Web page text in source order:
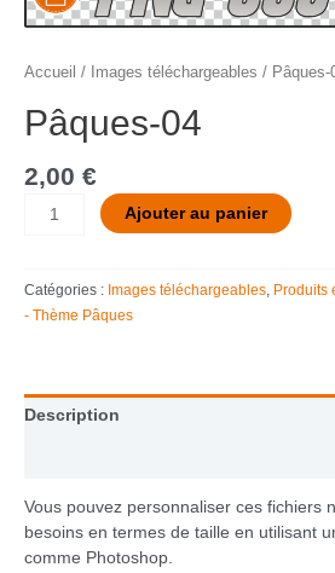
Accueil / Images téléchargeables / Pâques-
Pâques-04
2,00 €
Ajouter au panier
Catégories : Images téléchargeables Produits
- Thème Pâques
Description
Vous pouvez personnaliser ces fichiers
besoins en termes de taille en utilisant
comme Photoshop.